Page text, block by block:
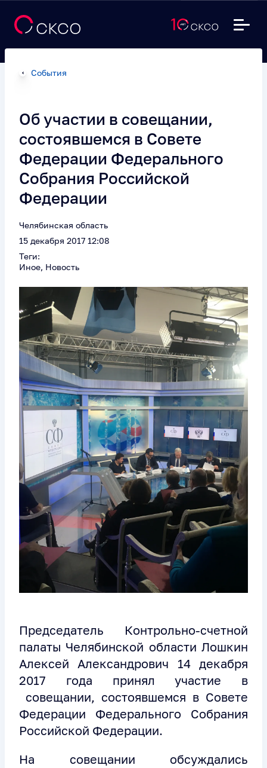
События
Об участии в совещании,
состоявшемся в Совете
Федерации Федерального
Собрания Российской
Федерации
Челябинская область
15 декабря 2017 12:08
Теги:
Иное, Новость
Председатель Контрольно-счетной
палаты Челябинской области Лошкин
Алексей Александрович 14 декабря
2017 года принял участие в
совещании, состоявшемся в Совете
Федерации Федерального Собрания
Российской Федерации.
На совещании обсуждались